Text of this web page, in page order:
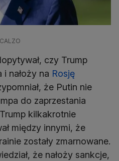
czy Trump
nałoży na Rosję
że Putin nie
do zaprzestania
kilkakrotnie
między innymi, że
zostały zmarnowane.
że nałoży sankcje,